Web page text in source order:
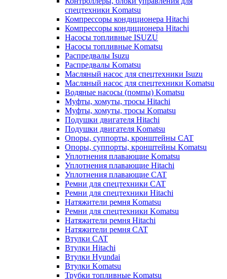
спецтехники Komatsu
Компрессоры кондиционера Hitachi
Компрессоры кондиционера Hitachi
Насосы топливные ISUZU
Насосы топливные Komatsu
Распредвалы Isuzu
Распредвалы Komatsu
Масляный насос для спецтехники Isuzu
Масляный насос для спецтехники Komatsu
Водяные насосы (помпы) Komatsu
Муфты, хомуты, тросы Hitachi
Муфты, хомуты, тросы Komatsu
Подушки двигателя Hitachi
Подушки двигателя Komatsu
Опоры, суппорты, кронштейны CAT
Опоры, суппорты, кронштейны Komatsu
Уплотнения плавающие Komatsu
Уплотнения плавающие Hitachi
Уплотнения плавающие CAT
Ремни для спецтехники CAT
Ремни для спецтехники Hitachi
Натяжители ремня Komatsu
Ремни для спецтехники Komatsu
Натяжители ремня Hitachi
Натяжители ремня CAT
Втулки CAT
Втулки Hitachi
Втулки Hyundai
Втулки Komatsu
Трубки топливные Komatsu